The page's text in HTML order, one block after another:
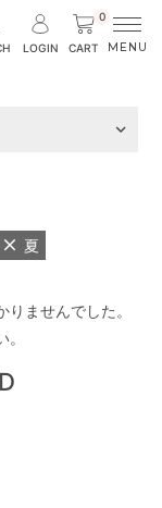
LOGIN
0
CART
夏
ませんでした。